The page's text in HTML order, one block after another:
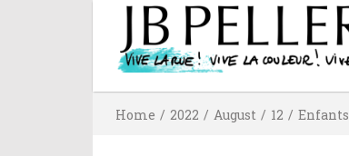
Home / 2022 / August / 12 / Enfants